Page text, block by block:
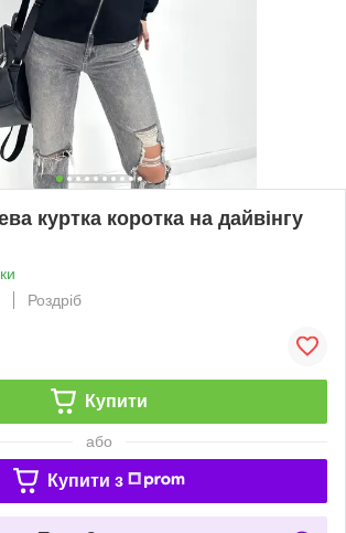
куртка коротка на дайвінгу
Роздріб
Купити
або
Купити з